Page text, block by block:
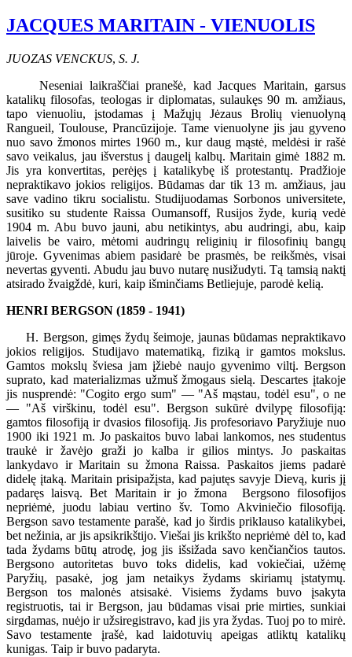
JACQUES MARITAIN - VIENUOLIS
JUOZAS VENCKUS, S. J.
Neseniai laikraščiai pranešė, kad Jacques Maritain, garsus
katalikų filosofas, teologas ir diplomatas, sulaukęs 90 m. amžiaus,
tapo vienuoliu, įstodamas į Mažųjų Jėzaus Brolių vienuolyną
Rangueil, Toulouse, Prancūzijoje. Tame vienuolyne jis jau gyveno
nuo savo žmonos mirtes 1960 m., kur daug mąstė, meldėsi ir rašė
savo veikalus, jau išverstus į daugelį kalbų. Maritain gimė 1882 m.
Jis yra konvertitas, perėjęs į katalikybę iš protestantų. Pradžioje
nepraktikavo jokios religijos. Būdamas dar tik 13 m. amžiaus, jau
save vadino tikru socialistu. Studijuodamas Sorbonos universitete,
susitiko su studente Raissa Oumansoff, Rusijos žyde, kurią vedė
1904 m. Abu buvo jauni, abu netikintys, abu audringi, abu, kaip
laivelis be vairo, mėtomi audringų religinių ir filosofinių bangų
jūroje. Gyvenimas abiem pasidarė be prasmės, be reikšmės, visai
nevertas gyventi. Abudu jau buvo nutarę nusižudyti. Tą tamsią naktį
atsirado žvaigždė, kuri, kaip išminčiams Betliejuje, parodė kelią.
HENRI BERGSON (1859 - 1941)
H. Bergson, gimęs žydų šeimoje, jaunas būdamas nepraktikavo
jokios religijos. Studijavo matematiką, fiziką ir gamtos mokslus.
Gamtos mokslų šviesa jam įžiebė naujo gyvenimo viltį. Bergson
suprato, kad materializmas užmuš žmogaus sielą. Descartes įtakoje
jis nusprendė: "Cogito ergo sum" — "Aš mąstau, todėl esu", o ne
— "Aš virškinu, todėl esu". Bergson sukūrė dvilypę filosofiją:
gamtos filosofiją ir dvasios filosofiją. Jis profesoriavo Paryžiuje nuo
1900 iki 1921 m. Jo paskaitos buvo labai lankomos, nes studentus
traukė ir žavėjo graži jo kalba ir gilios mintys. Jo paskaitas
lankydavo ir Maritain su žmona Raissa. Paskaitos jiems padarė
didelę įtaką. Maritain prisipažįsta, kad pajutęs savyje Dievą, kuris jį
padaręs laisvą. Bet Maritain ir jo žmona Bergsono filosofijos
nepriėmė, juodu labiau vertino šv. Tomo Akviniečio filosofiją.
Bergson savo testamente parašė, kad jo širdis priklauso katalikybei,
bet nežinia, ar jis apsikrikštijo. Viešai jis krikšto nepriėmė dėl to, kad
tada žydams būtų atrodę, jog jis išsižada savo kenčiančios tautos.
Bergsono autoritetas buvo toks didelis, kad vokiečiai, užėmę
Paryžių, pasakė, jog jam netaikys žydams skiriamų įstatymų.
Bergson tos malonės atsisakė. Visiems žydams buvo įsakyta
registruotis, tai ir Bergson, jau būdamas visai prie mirties, sunkiai
sirgdamas, nuėjo ir užsiregistravo, kad jis yra žydas. Tuoj po to mirė.
Savo testamente įrašė, kad laidotuvių apeigas atliktų katalikų
kunigas. Taip ir buvo padaryta.